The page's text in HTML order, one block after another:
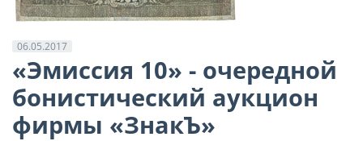
06.05.2017
«Эмиссия 10» - очередной
бонистический аукцион
фирмы «ЗнакЪ»